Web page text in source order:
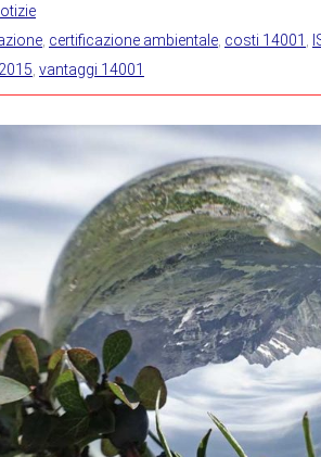
certificazione ambientale costi 14001
vantaggi 14001